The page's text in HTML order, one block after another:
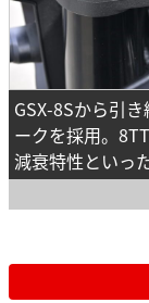
GSX-8Sから引
ークを採用。
減衰特性といっ